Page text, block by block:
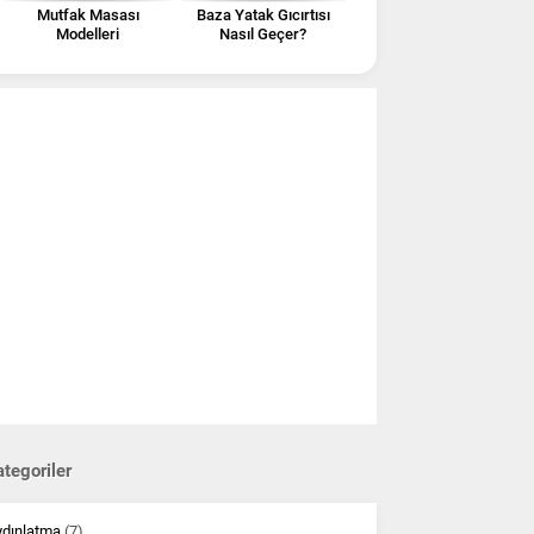
Mutfak Masası
Modelleri
Baza Yatak Gıcırtısı
Nasıl Geçer?